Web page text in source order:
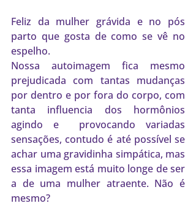
Feliz da mulher grávida e no pós
parto que gosta de como se vê no
espelho.
Nossa autoimagem fica mesmo
prejudicada com tantas mudanças
por dentro e por fora do corpo, com
tanta influencia dos hormônios
agindo e  provocando variadas
sensações, contudo é até possível se
achar uma gravidinha simpática, mas
essa imagem está muito longe de ser
a de uma mulher atraente. Não é
mesmo?